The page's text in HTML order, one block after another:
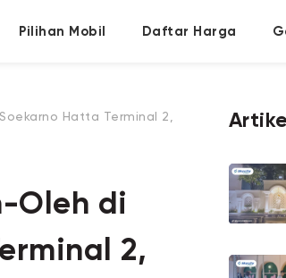
Pilihan Mobil Daftar Harga
Hatta Terminal 2,
Oleh di
2,